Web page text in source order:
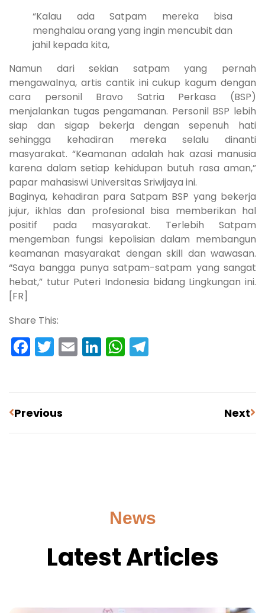
“Kalau ada Satpam mereka bisa
menghalau orang yang ingin mencubit dan
jahil kepada kita,
Namun dari sekian satpam yang pernah
mengawalnya, artis cantik ini cukup kagum dengan
cara personil Bravo Satria Perkasa (BSP)
menjalankan tugas pengamanan. Personil BSP lebih
siap dan sigap bekerja dengan sepenuh hati
sehingga kehadiran mereka selalu dinanti
masyarakat. “Keamanan adalah hak azasi manusia
karena dalam setiap kehidupan butuh rasa aman,”
papar mahasiswi Universitas Sriwijaya ini.
Baginya, kehadiran para Satpam BSP yang bekerja
jujur, ikhlas dan profesional bisa memberikan hal
positif pada masyarakat. Terlebih Satpam
mengemban fungsi kepolisian dalam membangun
keamanan masyarakat dengan skill dan wawasan.
“Saya bangga punya satpam-satpam yang sangat
hebat,” tutur Puteri Indonesia bidang Lingkungan ini.
[FR]
Share This:
Facebook
Twitter
EmailLinkedIn
WhatsApp
Previous Next
News
Latest Articles